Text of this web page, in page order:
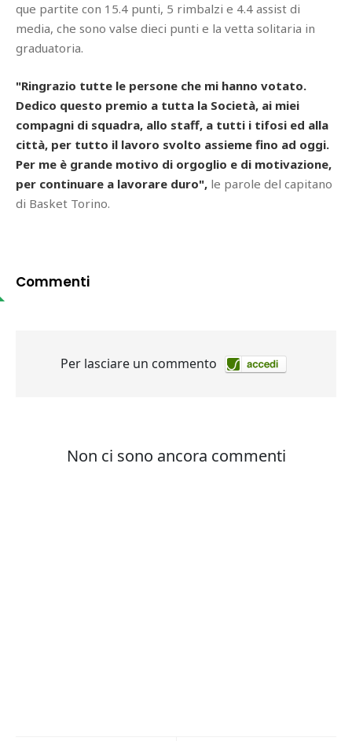
que partite con 15.4 punti, 5 rimbalzi e 4.4 assist di
media, che sono valse dieci punti e la vetta solitaria in
graduatoria.
"Ringrazio tutte le persone che mi hanno votato.
Dedico questo premio a tutta la Società, ai miei
compagni di squadra, allo staff, a tutti i tifosi ed alla
città, per tutto il lavoro svolto assieme fino ad oggi.
Per me è grande motivo di orgoglio e di motivazione,
per continuare a lavorare duro", le parole del capitano
di Basket Torino.
Commenti